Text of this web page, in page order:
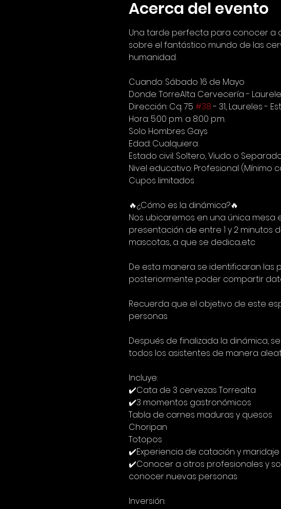
Acerca del evento
Una tarde perfecta para conocer a
sobre el fantástico mundo de las
humanidad.
Cuando: Sábado 16 de Mayo
Donde: TorreAlta Cervecería -
Dirección: Cq. 75 #38 - 31, Laureles -
Hora: 5:00 p.m. a 8:00 p.m.
Solo Hombres Gays
Edad: Cualquiera
Estado civil: Soltero, Viudo o
Nivel educativo: Profesional (Mínimo
Cupos limitados
🔥¿Cómo es la dinámica?🔥
Nos ubicaremos en una única
presentación de entre 1 y 2 minutos
mascotas, a que se dedica...etc
De esta manera se identificaran las
posteriormente poder compartir
Recuerda que el objetivo de este
personas
Después de finalizada la dinámica,
todos los asistentes de manera
Incluye:
✔️Cata de 3 cervezas Torrealta
✔️3 momentos gastronómicos
Tabla de carnes maduras y quesos
Choripan
Totopos
✔️Experiencia de catación y
✔️Conocer a otros profesionales y
conocer nuevas personas
Inversión: